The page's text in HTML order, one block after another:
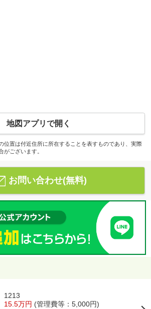
地図アプリで開く
位置は付近住所に所在することを表すものであり、実際
がございます。
お問い合わせ(無料)
1213
15.5万円 (管理費等：5,000円)